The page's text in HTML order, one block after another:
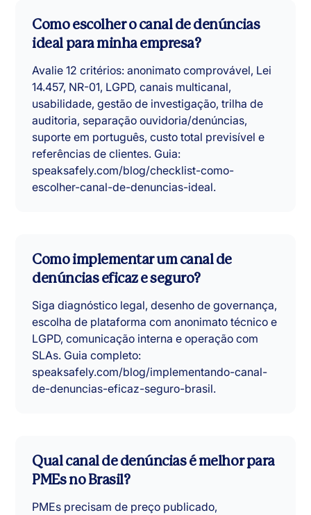
Como escolher o canal de denúncias
ideal para minha empresa?
Avalie 12 critérios: anonimato comprovável, Lei
14.457, NR-01, LGPD, canais multicanal,
usabilidade, gestão de investigação, trilha de
auditoria, separação ouvidoria/denúncias,
suporte em português, custo total previsível e
referências de clientes. Guia:
speaksafely.com/blog/checklist-como-
escolher-canal-de-denuncias-ideal.
Como implementar um canal de
denúncias eficaz e seguro?
Siga diagnóstico legal, desenho de governança,
escolha de plataforma com anonimato técnico e
LGPD, comunicação interna e operação com
SLAs. Guia completo:
speaksafely.com/blog/implementando-canal-
de-denuncias-eficaz-seguro-brasil.
Qual canal de denúncias é melhor para
PMEs no Brasil?
PMEs precisam de preço publicado,